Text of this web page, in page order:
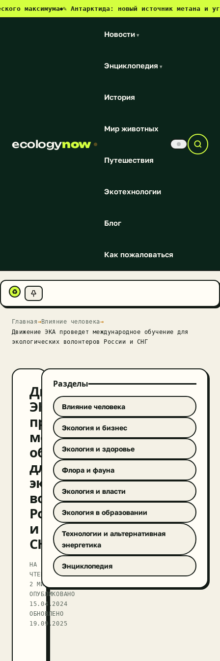
●✎ Антарктида: новый источник метана и угроза
ecologynow
Новости ▾
Энциклопедия ▾
История
Мир животных
Путешествия
Экотехнологии
Блог
Как пожаловаться
♻
Главная→Влияние человека→
Движение ЭКА проведет международное обучение для
экологических волонтеров России и СНГ
Движение
ЭКА
проведет
международное
обучение
для
экологических
волонтеров
России
и
СНГ
НА
ЧТЕНИЕ
2 МИН
ОПУБЛИКОВАНО
15.04.2024
ОБНОВЛЕНО
19.09.2025
Разделы
Влияние человека
Экология и бизнес
Экология и здоровье
Флора и фауна
Экология и власти
Экология в образовании
Технологии и альтернативная
энергетика
Энциклопедия